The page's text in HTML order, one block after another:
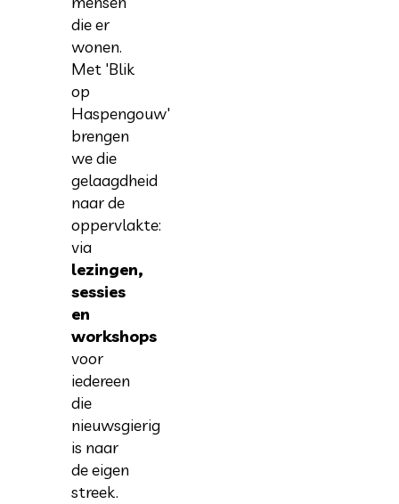
die er
wonen.
Met 'Blik
op
Haspengouw'
brengen
we die
gelaagdheid
naar de
oppervlakte:
via
lezingen,
sessies
en
workshops
voor
iedereen
die
nieuwsgierig
is naar
de eigen
streek.